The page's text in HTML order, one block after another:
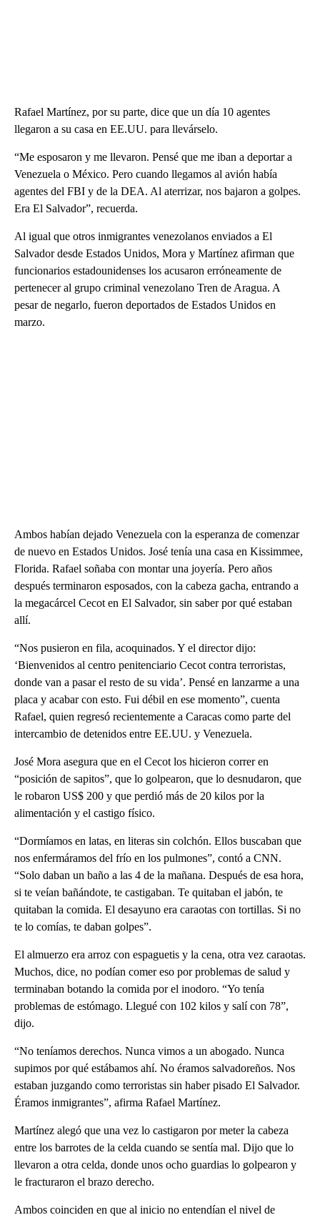
Rafael Martínez, por su parte, dice que un día 10 agentes
llegaron a su casa en EE.UU. para llevárselo.
“Me esposaron y me llevaron. Pensé que me iban a deportar a
Venezuela o México. Pero cuando llegamos al avión había
agentes del FBI y de la DEA. Al aterrizar, nos bajaron a golpes.
Era El Salvador”, recuerda.
Al igual que otros inmigrantes venezolanos enviados a El
Salvador desde Estados Unidos, Mora y Martínez afirman que
funcionarios estadounidenses los acusaron erróneamente de
pertenecer al grupo criminal venezolano Tren de Aragua. A
pesar de negarlo, fueron deportados de Estados Unidos en
marzo.
Ambos habían dejado Venezuela con la esperanza de comenzar
de nuevo en Estados Unidos. José tenía una casa en Kissimmee,
Florida. Rafael soñaba con montar una joyería. Pero años
después terminaron esposados, con la cabeza gacha, entrando a
la megacárcel Cecot en El Salvador, sin saber por qué estaban
allí.
“Nos pusieron en fila, acoquinados. Y el director dijo:
‘Bienvenidos al centro penitenciario Cecot contra terroristas,
donde van a pasar el resto de su vida’. Pensé en lanzarme a una
placa y acabar con esto. Fui débil en ese momento”, cuenta
Rafael, quien regresó recientemente a Caracas como parte del
intercambio de detenidos entre EE.UU. y Venezuela.
José Mora asegura que en el Cecot los hicieron correr en
“posición de sapitos”, que lo golpearon, que lo desnudaron, que
le robaron US$ 200 y que perdió más de 20 kilos por la
alimentación y el castigo físico.
“Dormíamos en latas, en literas sin colchón. Ellos buscaban que
nos enfermáramos del frío en los pulmones”, contó a CNN.
“Solo daban un baño a las 4 de la mañana. Después de esa hora,
si te veían bañándote, te castigaban. Te quitaban el jabón, te
quitaban la comida. El desayuno era caraotas con tortillas. Si no
te lo comías, te daban golpes”.
El almuerzo era arroz con espaguetis y la cena, otra vez caraotas.
Muchos, dice, no podían comer eso por problemas de salud y
terminaban botando la comida por el inodoro. “Yo tenía
problemas de estómago. Llegué con 102 kilos y salí con 78”,
dijo.
“No teníamos derechos. Nunca vimos a un abogado. Nunca
supimos por qué estábamos ahí. No éramos salvadoreños. Nos
estaban juzgando como terroristas sin haber pisado El Salvador.
Éramos inmigrantes”, afirma Rafael Martínez.
Martínez alegó que una vez lo castigaron por meter la cabeza
entre los barrotes de la celda cuando se sentía mal. Dijo que lo
llevaron a otra celda, donde unos ocho guardias lo golpearon y
le fracturaron el brazo derecho.
Ambos coinciden en que al inicio no entendían el nivel de